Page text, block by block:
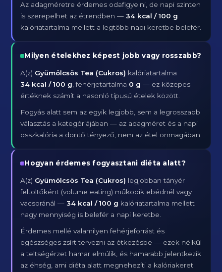
Az adagméretre érdemes odafigyelni, de napi szinten
is szerepelhet az étrendben —34 kcal / 100 g
kalóriatartalma mellett a legtöbb napi keretbe belefér.
Milyen ételekhez képest jobb vagy rosszabb?
A(z) Gyümölcsös Tea (Cukros) kalóriatartalma
34 kcal / 100 g , fehérjetartalma 0 g — ez közepes
értéknek számít a hasonló típusú ételek között.
Fogyás alatt sem az egyik legjobb, sem a legrosszabb
választás a kategóriájában — az adagméret és a napi
összkalória a döntő tényező, nem az étel önmagában.
Hogyan érdemes fogyasztani diéta alatt?
A(z) Gyümölcsös Tea (Cukros) legjobban tányér
feltöltőként (volume eating) működik ebédnél vagy
vacsoránál —34 kcal / 100 g kalóriatartalma mellett
nagy mennyiség is belefér a napi keretbe.
Érdemes mellé valamilyen fehérjeforrást és
egészséges zsírt tervezni az étkezésbe — ezek nélkül
a teltségérzet hamar elmúlik, és hamarabb jelentkezik
az éhség, ami diéta alatt megnehezíti a kalóriakeret